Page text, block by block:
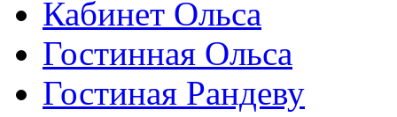
Кабинет Ольса
Гостинная Ольса
Гостиная Рандеву